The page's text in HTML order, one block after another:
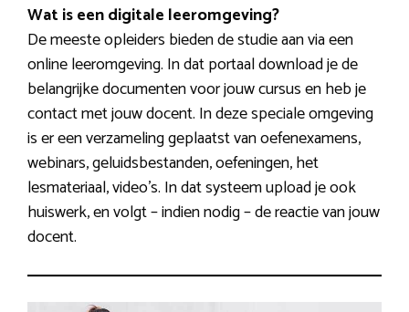
Wat is een digitale leeromgeving?
De meeste opleiders bieden de studie aan via een
online leeromgeving. In dat portaal download je de
belangrijke documenten voor jouw cursus en heb je
contact met jouw docent. In deze speciale omgeving
is er een verzameling geplaatst van oefenexamens,
webinars, geluidsbestanden, oefeningen, het
lesmateriaal, video’s. In dat systeem upload je ook
huiswerk, en volgt – indien nodig – de reactie van jouw
docent.